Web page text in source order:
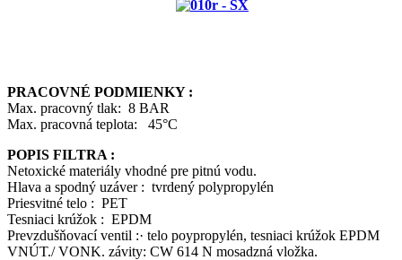
PRACOVNÉ PODMIENKY :
Max. pracovný tlak: 8 BAR
Max. pracovná teplota: 45°C
POPIS FILTRA :
Netoxické materiály vhodné pre pitnú vodu.
Hlava a spodný uzáver : tvrdený polypropylén
Priesvitné telo : PET
Tesniaci krúžok : EPDM
Prevzdušňovací ventil :· telo poypropylén, tesniaci krúžok EPDM
VNÚT./ VONK. závity: CW 614 N mosadzná vložka.